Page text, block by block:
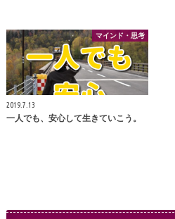
マインド・思考
2019.7.13
一人でも、安心して生きていこう。